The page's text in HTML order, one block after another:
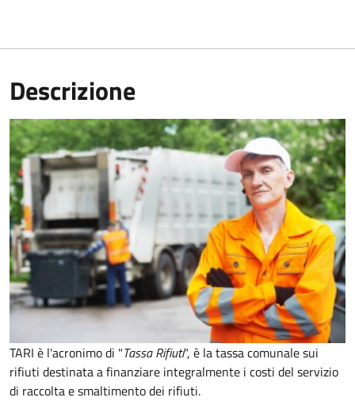
Descrizione
TARI è l'acronimo di "Tassa Rifiuti", è la tassa comunale sui
rifiuti destinata a finanziare integralmente i costi del servizio
di raccolta e smaltimento dei rifiuti.